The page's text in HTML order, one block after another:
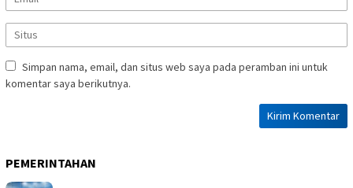
Simpan nama, email, dan situs web saya pada peramban ini untuk
komentar saya berikutnya.
PEMERINTAHAN